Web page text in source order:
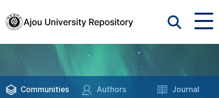
Communities Authors Journal